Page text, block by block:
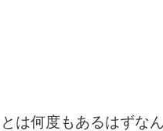
は何度もあるはずな